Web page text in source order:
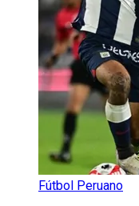
Fútbol Peruano